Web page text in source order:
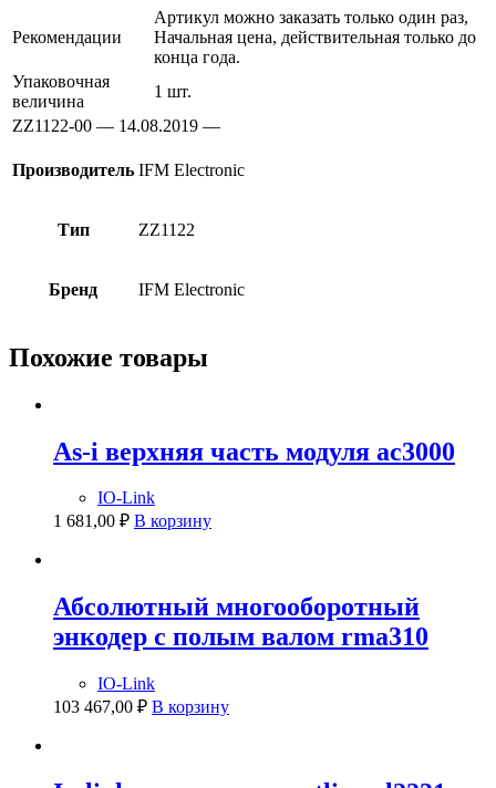
Рекомендации
Артикул можно заказать только один раз,
Начальная цена, действительная только до
конца года.
Упаковочная
величина
1 шт.
ZZ1122-00 — 14.08.2019 —
Производитель IFM Electronic
Тип ZZ1122
Бренд IFM Electronic
Похожие товары
As-i верхняя часть модуля ac3000
IO-Link
1 681,00 ₽ В корзину
Абсолютный многооборотный
энкодер с полым валом rma310
IO-Link
103 467,00 ₽ В корзину